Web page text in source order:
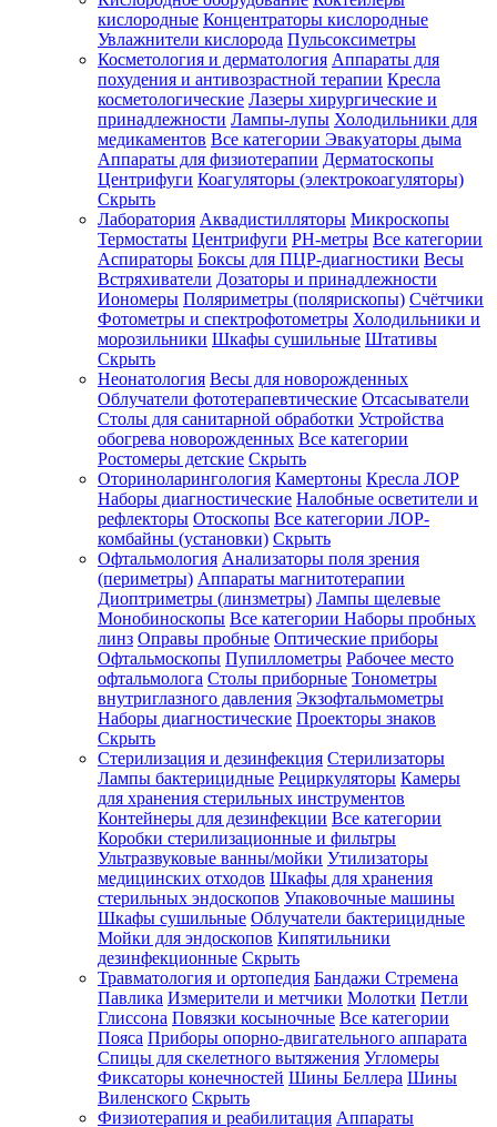
Зарегистрироваться
Зачем
регистрироваться?
Все
покупки
одном
месте
Личный
менеджер
Отслеживание
статуса
заказа
кислородные Концентраторы кислородные
Увлажнители кислорода Пульсоксиметры
Косметология и дерматология Аппараты для
похудения и антивозрастной терапии Кресла
косметологические Лазеры хирургические и
принадлежности Лампы-лупы Холодильники для
медикаментов Все категории Эвакуаторы дыма
Аппараты для физиотерапии Дерматоскопы
Центрифуги Коагуляторы (электрокоагуляторы)
Скрыть
Лаборатория Аквадистилляторы Микроскопы
Термостаты Центрифуги PH-метры Все категории
Аспираторы Боксы для ПЦР-диагностики Весы
Встряхиватели Дозаторы и принадлежности
Иономеры Поляриметры (полярископы) Счётчики
Фотометры и спектрофотометры Холодильники и
морозильники Шкафы сушильные Штативы
Скрыть
Неонатология Весы для новорожденных
Облучатели фототерапевтические Отсасыватели
Столы для санитарной обработки Устройства
обогрева новорожденных Все категории
Ростомеры детские Скрыть
Оториноларингология Камертоны Кресла ЛОР
Наборы диагностические Налобные осветители и
рефлекторы Отоскопы Все категории ЛОР-
комбайны (установки) Скрыть
Офтальмология Анализаторы поля зрения
(периметры) Аппараты магнитотерапии
Диоптриметры (линзметры) Лампы щелевые
Монобиноскопы Все категории Наборы пробных
линз Оправы пробные Оптические приборы
Офтальмоскопы Пупиллометры Рабочее место
офтальмолога Столы приборные Тонометры
внутриглазного давления Экзофтальмометры
Наборы диагностические Проекторы знаков
Скрыть
Стерилизация и дезинфекция Стерилизаторы
Лампы бактерицидные Рециркуляторы Камеры
для хранения стерильных инструментов
Контейнеры для дезинфекции Все категории
Коробки стерилизационные и фильтры
Ультразвуковые ванны/мойки Утилизаторы
медицинских отходов Шкафы для хранения
стерильных эндоскопов Упаковочные машины
Шкафы сушильные Облучатели бактерицидные
Мойки для эндоскопов Кипятильники
дезинфекционные Скрыть
Травматология и ортопедия Бандажи Стремена
Павлика Измерители и метчики Молотки Петли
Глиссона Повязки косыночные Все категории
Пояса Приборы опорно-двигательного аппарата
Спицы для скелетного вытяжения Угломеры
Фиксаторы конечностей Шины Беллера Шины
Виленского Скрыть
Физиотерапия и реабилитация Аппараты